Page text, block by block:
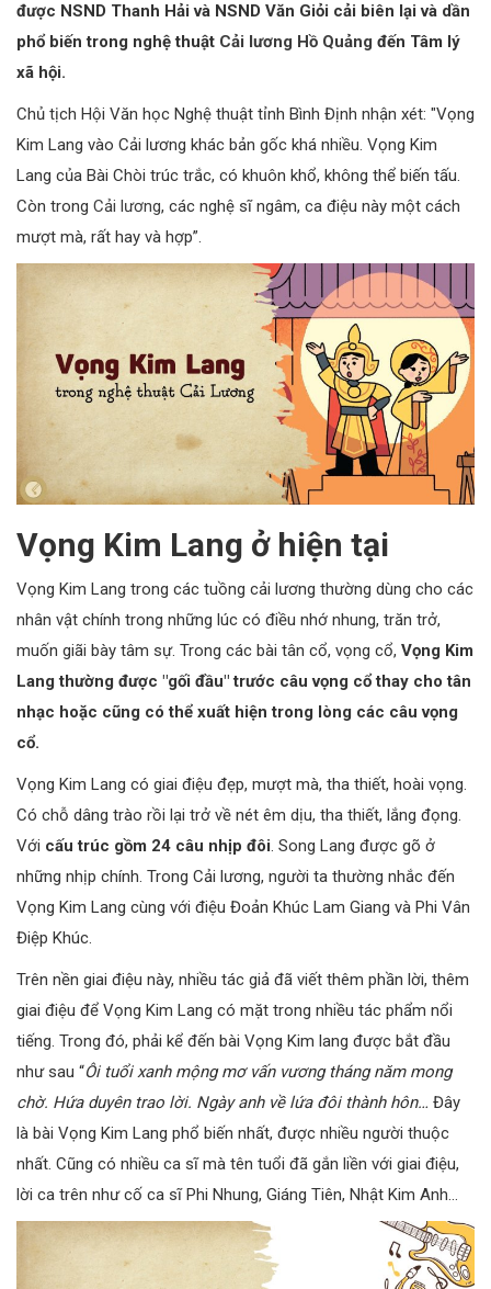
được NSND Thanh Hải và NSND Văn Giỏi cải biên lại và dần
phổ biến trong nghệ thuật Cải lương Hồ Quảng đến Tâm lý
xã hội.
Chủ tịch Hội Văn học Nghệ thuật tỉnh Bình Định nhận xét: "Vọng
Kim Lang vào Cải lương khác bản gốc khá nhiều. Vọng Kim
Lang của Bài Chòi trúc trắc, có khuôn khổ, không thể biến tấu.
Còn trong Cải lương, các nghệ sĩ ngâm, ca điệu này một cách
mượt mà, rất hay và hợp”.
Vọng Kim Lang ở hiện tại
Vọng Kim Lang trong các tuồng cải lương thường dùng cho các
nhân vật chính trong những lúc có điều nhớ nhung, trăn trở,
muốn giãi bày tâm sự. Trong các bài tân cổ, vọng cổ, Vọng Kim
Lang thường được "gối đầu" trước câu vọng cổ thay cho tân
nhạc hoặc cũng có thể xuất hiện trong lòng các câu vọng
cổ.
Vọng Kim Lang có giai điệu đẹp, mượt mà, tha thiết, hoài vọng.
Có chỗ dâng trào rồi lại trở về nét êm dịu, tha thiết, lắng đọng.
Với cấu trúc gồm 24 câu nhịp đôi. Song Lang được gõ ở
những nhịp chính. Trong Cải lương, người ta thường nhắc đến
Vọng Kim Lang cùng với điệu Đoản Khúc Lam Giang và Phi Vân
Điệp Khúc.
Trên nền giai điệu này, nhiều tác giả đã viết thêm phần lời, thêm
giai điệu để Vọng Kim Lang có mặt trong nhiều tác phẩm nổi
tiếng. Trong đó, phải kể đến bài Vọng Kim lang được bắt đầu
như sau “Ôi tuổi xanh mộng mơ vấn vương tháng năm mong
chờ. Hứa duyên trao lời. Ngày anh về lứa đôi thành hôn… Đây
là bài Vọng Kim Lang phổ biến nhất, được nhiều người thuộc
nhất. Cũng có nhiều ca sĩ mà tên tuổi đã gắn liền với giai điệu,
lời ca trên như cố ca sĩ Phi Nhung, Giáng Tiên, Nhật Kim Anh…